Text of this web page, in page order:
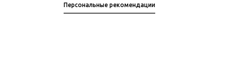
Персональные рекомендации